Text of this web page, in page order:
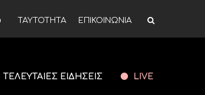
ΤΑΥΤΟΤΗΤΑ ΕΠΙΚΟΙΝΩΝΙΑ
ΤΕΛΕΥΤΑΙΕΣ ΕΙΔΗΣΕΙΣ LIVE